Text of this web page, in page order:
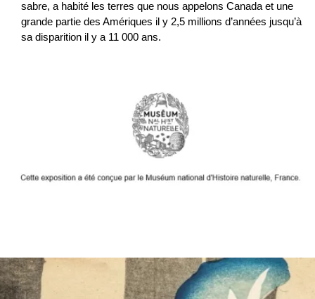
sabre, a habité les terres que nous appelons Canada et une
grande partie des Amériques il y 2,5 millions d’années jusqu’à
sa disparition il y a 11 000 ans.